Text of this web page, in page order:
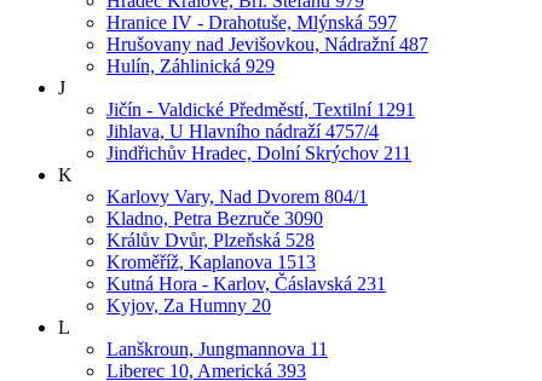
Hranice IV - Drahotuše, Mlýnská 597
Hrušovany nad Jevišovkou, Nádražní 487
Hulín, Záhlinická 929
J
Jičín - Valdické Předměstí, Textilní 1291
Jihlava, U Hlavního nádraží 4757/4
Jindřichův Hradec, Dolní Skrýchov 211
K
Karlovy Vary, Nad Dvorem 804/1
Kladno, Petra Bezruče 3090
Králův Dvůr, Plzeňská 528
Kroměříž, Kaplanova 1513
Kutná Hora - Karlov, Čáslavská 231
Kyjov, Za Humny 20
L
Lanškroun, Jungmannova 11
Liberec 10, Americká 393